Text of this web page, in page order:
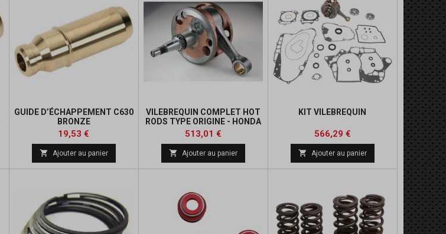
GUIDE D’ÉCHAPPEMENT C630
BRONZE
Prix
19,53 €
base
 Ajouter au panier
VILEBREQUIN COMPLET HOT
RODS TYPE ORIGINE - HONDA
TRX450R
Prix
513,01 €
 Ajouter au panier
KIT VILEBREQUIN
Prix
566,29 €Prix
de
base
 Ajouter au panier